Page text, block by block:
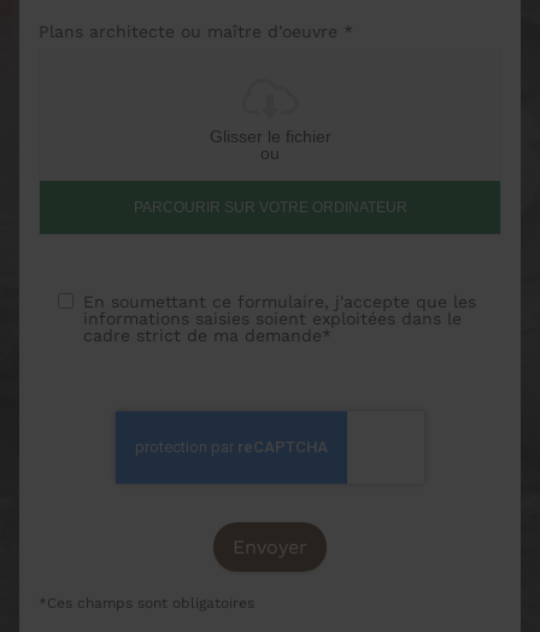
Plans architecte ou maître d’oeuvre *
Glisser le fichier
ou
PARCOURIR SUR VOTRE ORDINATEUR
En soumettant ce formulaire, j'accepte que les
informations saisies soient exploitées dans le
cadre strict de ma demande*
*Ces champs sont obligatoires